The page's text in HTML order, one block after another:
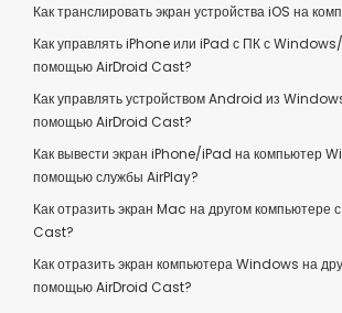
Как транслировать экран устройства iOS на
Как управлять iPhone или iPad с ПК с
помощью AirDroid Cast?
Как управлять устройством Android из
помощью AirDroid Cast?
Как вывести экран iPhone/iPad на компьютер
помощью службы AirPlay?
Как отразить экран Mac на другом
Cast?
Как отразить экран компьютера Windows на
помощью AirDroid Cast?